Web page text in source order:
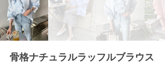
骨格ナチュラルラッフルブラウス